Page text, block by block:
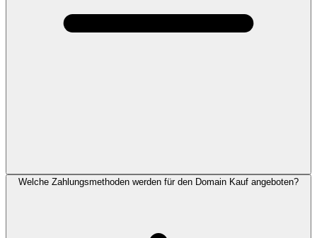
Welche Zahlungsmethoden werden für den Domain Kauf angeboten?